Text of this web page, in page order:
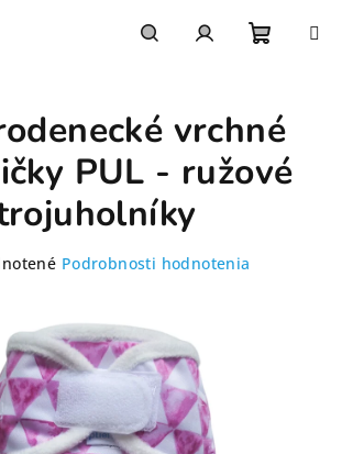
košík
vrchné
PUL - ružové
Podrobnosti hodnotenia